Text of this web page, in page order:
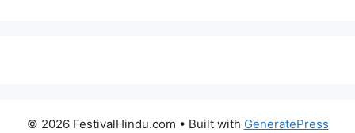
© 2026 FestivalHindu.com • Built with GeneratePress